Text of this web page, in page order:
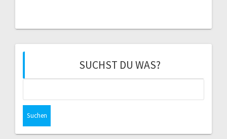
SUCHST DU WAS?